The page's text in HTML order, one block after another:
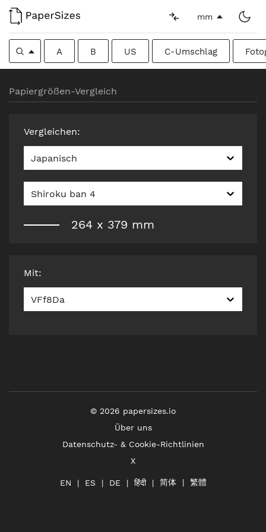
mm
A B US C-Umschlag
Papiergrößen-Vergleich
Vergleichen:
Japanisch
Shiroku ban 4
264 x 379 mm
Mit:
VFf8Da
© 2026 papersizes.io
Über uns
Datenschutz- & Cookie-Richtlinien
X
EN ES DE हिंदी 简体 繁體